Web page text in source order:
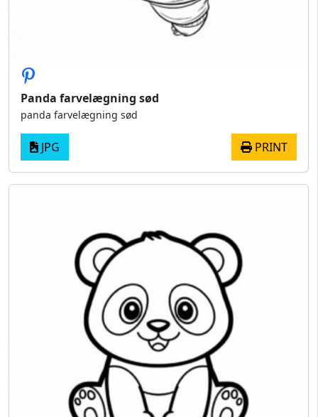
Panda farvelægning sød
panda farvelægning sød
JPG PRINT